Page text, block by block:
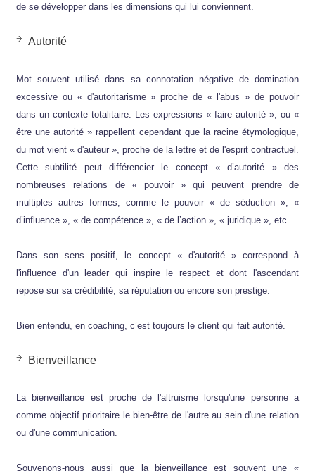
de se développer dans les dimensions qui lui conviennent.
Autorité
Mot souvent utilisé dans sa connotation négative de domination
excessive ou « d'autoritarisme » proche de « l'abus » de pouvoir
dans un contexte totalitaire. Les expressions « faire autorité », ou «
être une autorité » rappellent cependant que la racine étymologique,
du mot vient « d'auteur », proche de la lettre et de l'esprit contractuel.
Cette subtilité peut différencier le concept « d’autorité » des
nombreuses relations de « pouvoir » qui peuvent prendre de
multiples autres formes, comme le pouvoir « de séduction », «
d’influence », « de compétence », « de l’action », « juridique », etc.
Dans son sens positif, le concept « d'autorité » correspond à
l'influence d'un leader qui inspire le respect et dont l'ascendant
repose sur sa crédibilité, sa réputation ou encore son prestige.
Bien entendu, en coaching, c’est toujours le client qui fait autorité.
Bienveillance
La bienveillance est proche de l'altruisme lorsqu'une personne a
comme objectif prioritaire le bien-être de l'autre au sein d'une relation
ou d'une communication.
Souvenons-nous aussi que la bienveillance est souvent une «